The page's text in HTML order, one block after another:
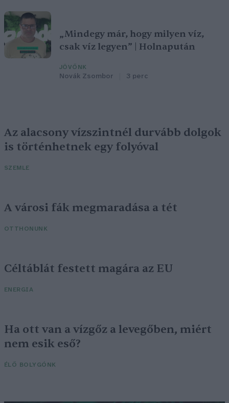
„Mindegy már, hogy milyen víz,
csak víz legyen” | Holnapután
JÖVŐNK
Novák Zsombor 3 perc
Az alacsony vízszintnél durvább dolgok
is történhetnek egy folyóval
SZEMLE
A városi fák megmaradása a tét
OTTHONUNK
Céltáblát festett magára az EU
ENERGIA
Ha ott van a vízgőz a levegőben, miért
nem esik eső?
ÉLŐ BOLYGÓNK